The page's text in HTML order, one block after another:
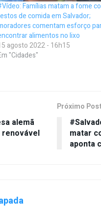
Famílias matam a fome
de comida em Salvador;
comentam esforço
alimentos no lixo
agosto 2022 - 16h15
"Cidades"
alemã
Próximo
matar
aponta